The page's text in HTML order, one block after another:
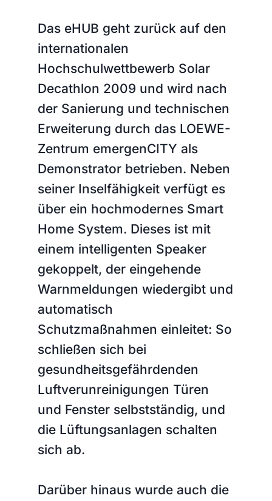
Das eHUB geht zurück auf den
internationalen
Hochschulwettbewerb Solar
Decathlon 2009 und wird nach
der Sanierung und technischen
Erweiterung durch das LOEWE-
Zentrum emergenCITY als
Demonstrator betrieben. Neben
seiner Inselfähigkeit verfügt es
über ein hochmodernes Smart
Home System. Dieses ist mit
einem intelligenten Speaker
gekoppelt, der eingehende
Warnmeldungen wiedergibt und
automatisch
Schutzmaßnahmen einleitet: So
schließen sich bei
gesundheitsgefährdenden
Luftverunreinigungen Türen
und Fenster selbstständig, und
die Lüftungsanlagen schalten
sich ab.
Darüber hinaus wurde auch die